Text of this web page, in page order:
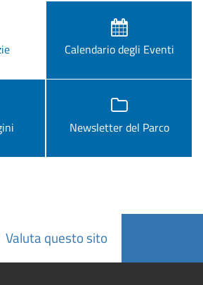
Calendario degli Eventi
Newsletter del Parco
Valuta questo sito